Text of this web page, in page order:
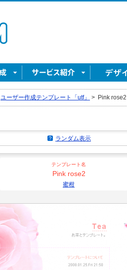
ユーザー作成テンプレート「utf」 > Pink
ランダム表示
テンプレート名
Pink rose2
蜜柑